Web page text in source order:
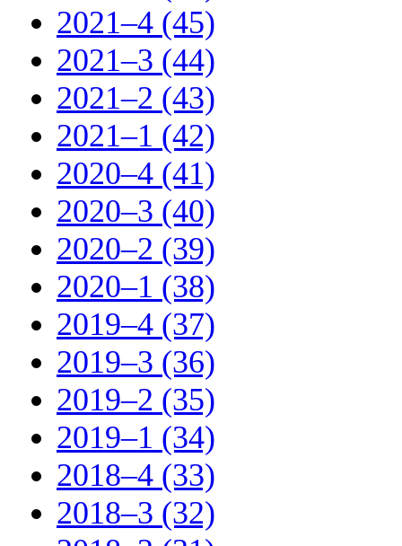
2021–4 (45)
2021–3 (44)
2021–2 (43)
2021–1 (42)
2020–4 (41)
2020–3 (40)
2020–2 (39)
2020–1 (38)
2019–4 (37)
2019–3 (36)
2019–2 (35)
2019–1 (34)
2018–4 (33)
2018–3 (32)